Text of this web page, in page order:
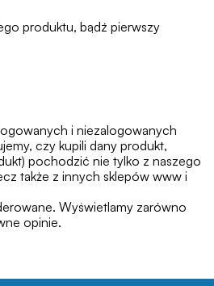
produktu, bądź pierwszy
i niezalogowanych
czy kupili dany produkt,
pochodzić nie tylko z naszego
także z innych sklepów www i
Wyświetlamy zarówno
opinie.